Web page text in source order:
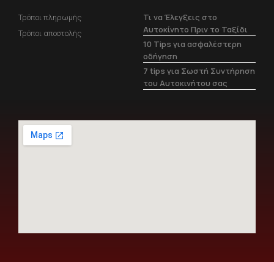
Τρόποι πληρωμής
Τρόποι αποστολής
Τι να Έλεγξεις στο
Αυτοκίνητο Πριν το Ταξίδι
10 Tips για ασφαλέστερη
οδήγηση
7 tips για Σωστή Συντήρηση
του Αυτοκινήτου σας